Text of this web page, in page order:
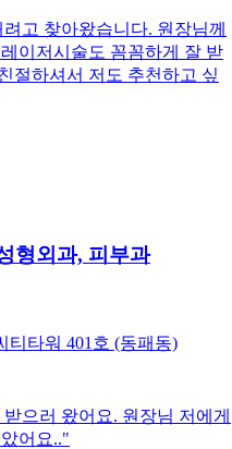
고 찾아왔습니다. 원장님께
이저시술도 꼼꼼하게 잘 받
절하셔서 저도 추천하고 싶
형외과, 피부과
티타워 401호 (동패동)
으러 왔어요. 원장님 저에게
어요.."